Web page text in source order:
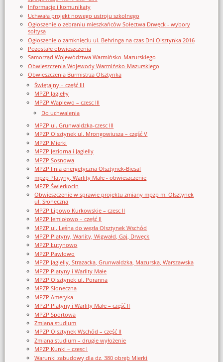
Informacje i komunikaty
Uchwała projekt nowego ustroju szkolnego
Ogłoszenie o zebraniu mieszkańców Sołectwa Drwęck - wybory
sołtysa
Ogłoszenie o zamknięciu ul. Behringa na czas Dni Olsztynka 2016
Pozostałe obwieszczenia
Samorząd Województwa Warmińsko-Mazurskiego
Obwieszczenia Wojewody Warmińsko-Mazurskiego
Obwieszczenia Burmistrza Olsztynka
Świętajny – część III
MPZP Jagiełły
MPZP Waplewo – czesc III
Do uchwalenia
MPZP ul. Grunwaldzka-czesc III
MPZP Olsztynek ul. Mrongowiusza – część V
MPZP Mierki
MPZP Jeziorna i Jagielly
MPZP Sosnowa
MPZP linia energetyczna Olsztynek-Biesal
mpzp Platyny, Warlity Małe - obwieszczenie
MPZP Świerkocin
Obwieszczenie w sprawie projektu zmiany mpzp m. Olsztynek
ul. Słoneczna
MPZP Lipowo Kurkowskie – czesc II
MPZP Jemiołowo – część II
MPZP ul. Leśna do węzła Olsztynek Wschód
MPZP Platyny, Warlity, Wigwałd, Gaj, Drwęck
MPZP Łutynowo
MPZP Pawłowo
MPZP Jagielly, Strazacka, Grunwaldzka, Mazurska, Warszawska
MPZP Platyny i Warlity Małe
MPZP Olsztynek ul. Poranna
MPZP Słoneczna
MPZP Ameryka
MPZP Platyny i Warlity Małe – część II
MPZP Sportowa
Zmiana studium
MPZP Olsztynek Wschód – część II
Zmiana studium – drugie wyłożenie
MPZP Kunki – czesc I
Warunki zabudowy dla dz. 380 obręb Mierki